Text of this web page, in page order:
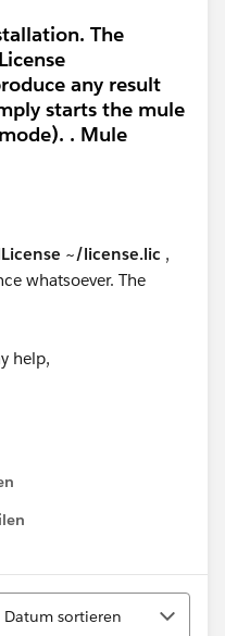
The
any result
starts the mule
. Mule
~/license.lic ,
whatsoever. The
help,
Datum sortieren